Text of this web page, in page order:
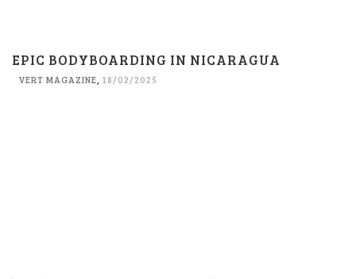
EPIC BODYBOARDING IN NICARAGUA
VERT MAGAZINE, 18/02/2025